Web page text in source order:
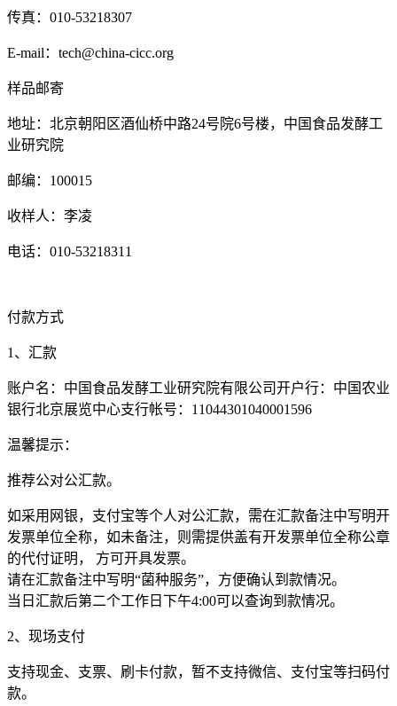
传真：010-53218307
E-mail：tech@china-cicc.org
样品邮寄
地址：北京朝阳区酒仙桥中路24号院6号楼，中国食品发酵工
业研究院
邮编：100015
收样人：李凌
电话：010-53218311
付款方式
1、汇款
账户名：中国食品发酵工业研究院有限公司开户行：中国农业
银行北京展览中心支行帐号：11044301040001596
温馨提示：
推荐公对公汇款。
如采用网银，支付宝等个人对公汇款，需在汇款备注中写明开
发票单位全称，如未备注，则需提供盖有开发票单位全称公章
的代付证明， 方可开具发票。
请在汇款备注中写明“菌种服务”，方便确认到款情况。
当日汇款后第二个工作日下午4:00可以查询到款情况。
2、现场支付
支持现金、支票、刷卡付款，暂不支持微信、支付宝等扫码付
款。